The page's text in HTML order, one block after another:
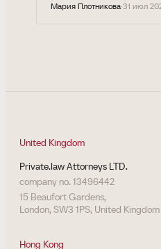
Мария Плотникова·31 июл
United Kingdom
Private.law Attorneys LTD.
company no. 13496442
15 Beaufort Gardens,
London, SW3 1PS, United Kingdom
Hong Kong